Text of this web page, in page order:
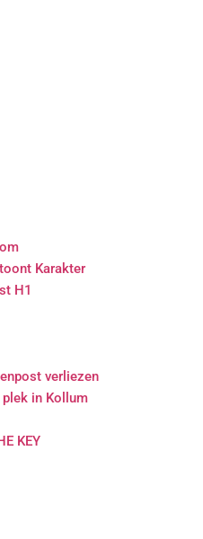
Karakter
H1
verliezen
in Kollum
KEY